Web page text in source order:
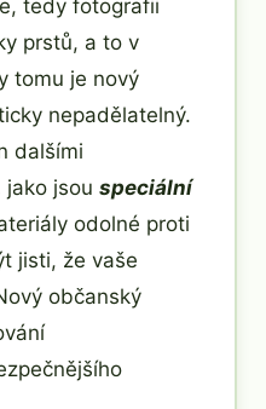
tedy fotografii
prstů, a to v
tomu je nový
nepadělatelný.
dalšími
jako jsou speciální
odolné proti
jisti, že vaše
občanský